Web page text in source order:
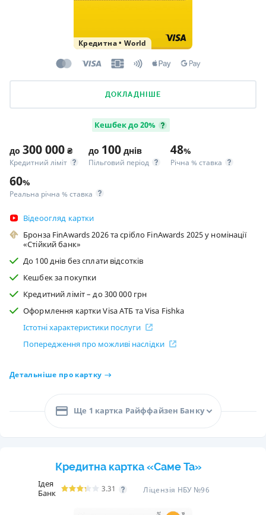
Кредитна• World
ДОКЛАДНІШЕ
Кешбек до 20%
до 300 000 ₴
Кредитний ліміт
до 100 днів
Пільговий період
48%
Річна % ставка
60%
Реальна річна % ставка
Відеоогляд картки
Бронза FinAwards 2026 та срібло FinAwards 2025 у номінації
«Стійкий банк»
До 100 днів без сплати відсотків
Кешбек за покупки
Кредитний ліміт – до 300 000 грн
Оформлення картки Visa АТБ та Visa Fishka
Істотні характеристики послуги
Попередження про можливі наслідки
Детальніше про картку
Ще 1 картка Райффайзен Банку
Кредитна картка «Саме Та»
Ідея
Банк
3.31 Ліцензія НБУ №96